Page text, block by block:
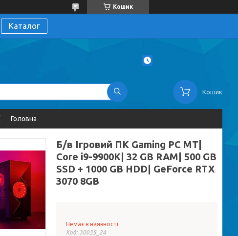
Кошик
Каталог
Кошик
Головна
Б/в Ігровий ПК Gaming PC MT|
Core i9-9900K| 32 GB RAM| 500 GB
SSD + 1000 GB HDD| GeForce RTX
3070 8GB
Немає в наявності
Код: 30035_24